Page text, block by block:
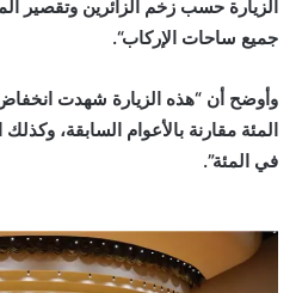
الزيارة حسب زخم الزائرين وتقصير
جميع ساحات الإركاب“.
في المئة”.